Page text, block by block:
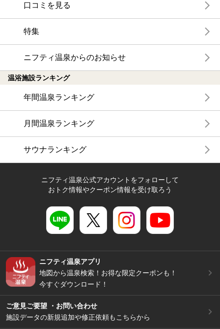
口コミを見る
特集
ニフティ温泉からのお知らせ
温浴施設ランキング
年間温泉ランキング
月間温泉ランキング
サウナランキング
ニフティ温泉公式アカウントをフォローして
おトク情報やクーポン情報を受け取ろう
ニフティ温泉アプリ
地図から温泉検索！お得な限定クーポンも！
今すぐダウンロード！
ご意見ご要望 ・お問い合わせ
施設データの新規追加や修正依頼もこちらから